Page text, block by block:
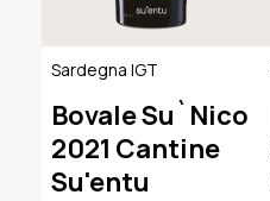
Sardegna IGT
Bovale Su`Nico
2021 Cantine
Su'entu